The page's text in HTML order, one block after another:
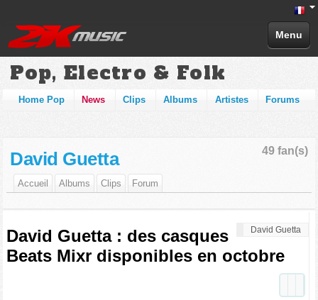
Menu
Pop, Electro & Folk
Home Pop News Clips Albums Artistes Forums
49 fan(s)
David Guetta
Accueil Albums Clips Forum
David Guetta
David Guetta : des casques
Beats Mixr disponibles en octobre